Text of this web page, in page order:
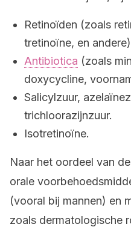
Retinoïden (zoals
tretinoïne, en
Antibiotica (zoals
doxycycline,
Salicylzuur,
trichloorazijnzuur.
Isotretinoïne.
Naar het oordeel van
orale
(vooral bij mannen) en
zoals dermatologische